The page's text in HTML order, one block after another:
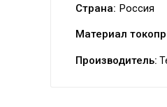
Страна: Россия
Материал
Производитель: